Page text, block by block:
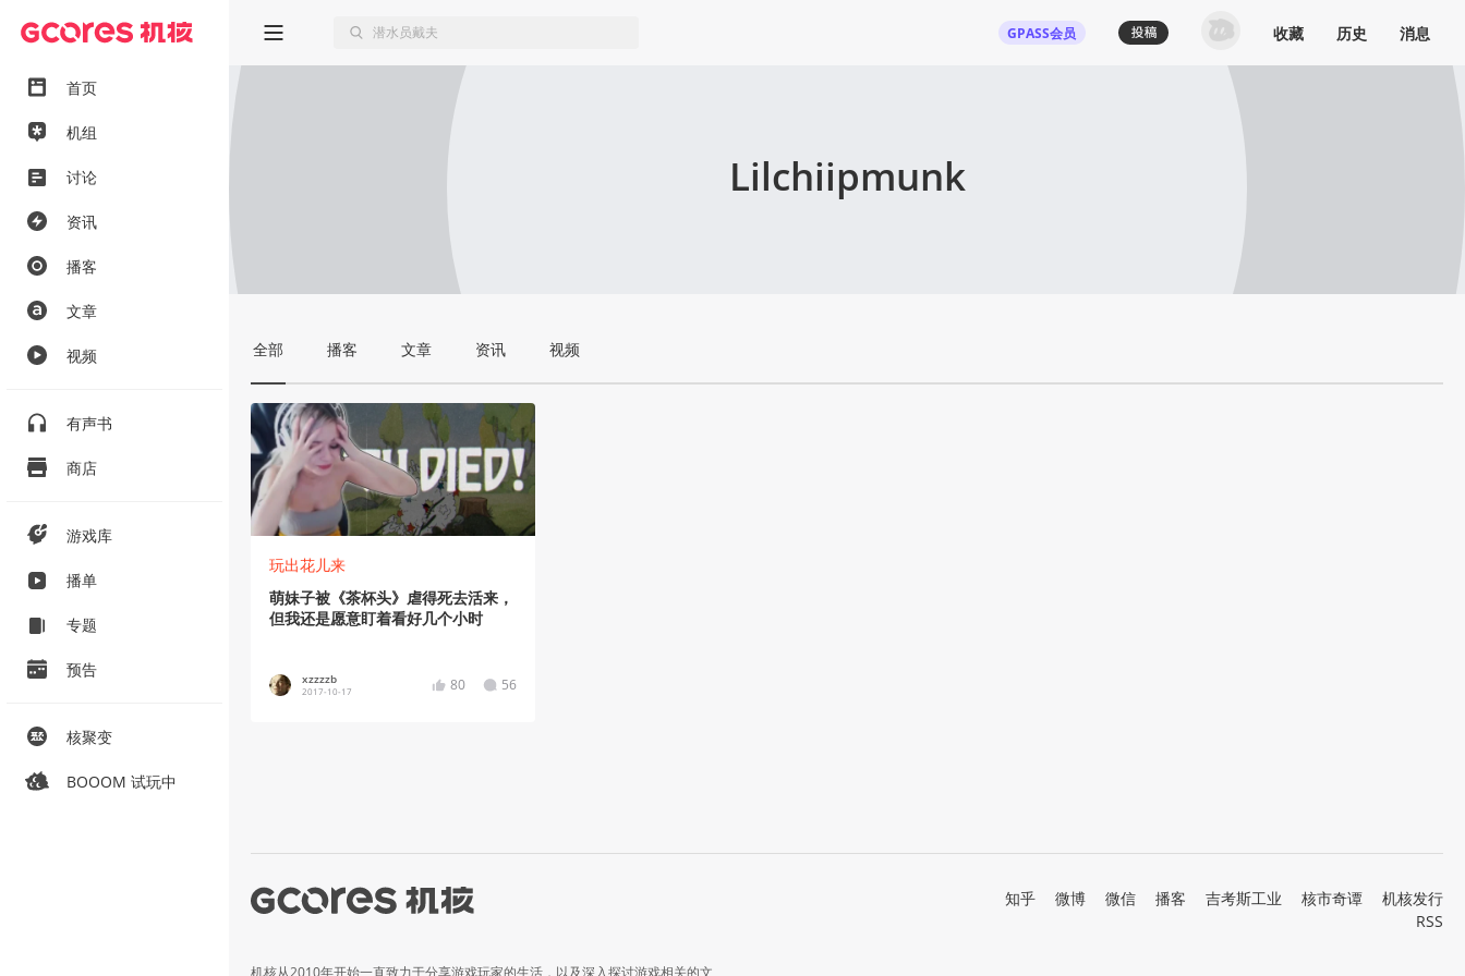
首页
机组
讨论
资讯
播客
文章
视频
有声书
商店
游戏库
播单
专题
预告
核聚变
BOOOM 试玩中
GPASS会员 收藏 历史 消息
Lilchiipmunk
全部 播客 文章 资讯 视频
玩出花儿来
萌妹子被《茶杯头》虐得死去活来，
但我还是愿意盯着看好几个小时
xzzzzb
2017-10-17 80 56
机核从2010年开始一直致力于分享游戏玩家的生活，以及深入探讨游戏相关的文
知乎 微博 微信 播客 吉考斯工业 核市奇谭
机核发行
RSS